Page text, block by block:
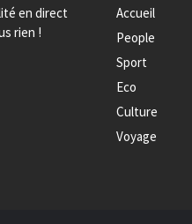
en direct
rien !
Accueil
People
Sport
Eco
Culture
Voyage